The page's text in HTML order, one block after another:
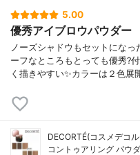
5.00
優秀アイブロウパウダー
ノーズシャドウもセットにな
ーフなところもとっても優秀?
く描きやすい✨カラーは２色展
DECORTÉ(コスメデコ
コントゥアリング パウ